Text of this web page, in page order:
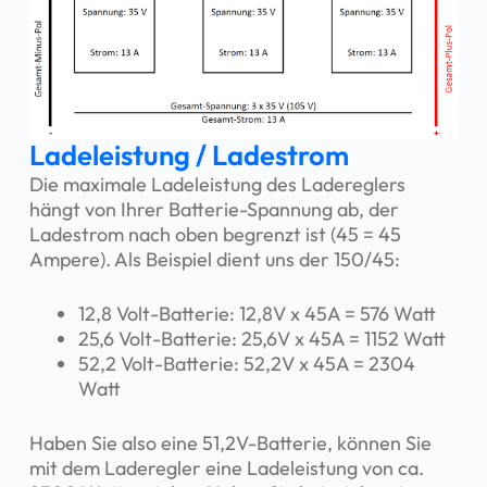
Ladeleistung / Ladestrom
Die maximale Ladeleistung des Ladereglers
hängt von Ihrer Batterie-Spannung ab, der
Ladestrom nach oben begrenzt ist (45 = 45
Ampere). Als Beispiel dient uns der 150/45:
12,8 Volt-Batterie: 12,8V x 45A = 576 Watt
25,6 Volt-Batterie: 25,6V x 45A = 1152 Watt
52,2 Volt-Batterie: 52,2V x 45A = 2304
Watt
Haben Sie also eine 51,2V-Batterie, können Sie
mit dem Laderegler eine Ladeleistung von ca.